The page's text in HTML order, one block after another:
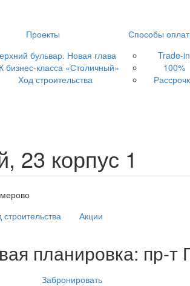
Проекты
бульвар. Новая глава
бизнес-класса «Столичный»
Ход строительства
Способы
Trade-in
100%
23 корпус 1
строительства Акции
планировка: пр-т
Забронировать